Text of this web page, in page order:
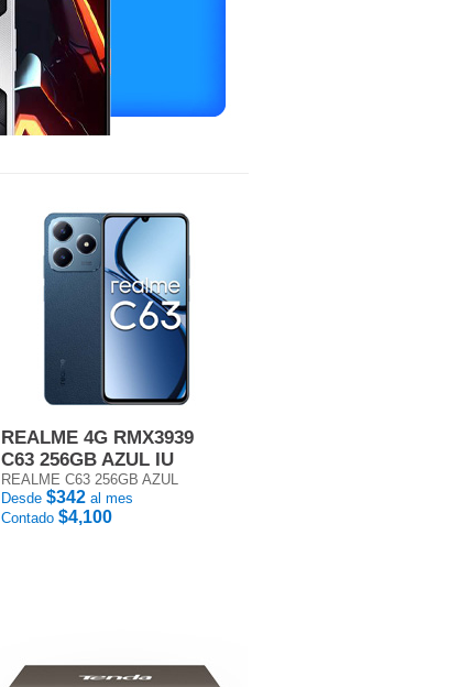
REALME 4G RMX3939
C63 256GB AZUL IU
REALME C63 256GB AZUL
Desde $342 al mes
Contado $4,100